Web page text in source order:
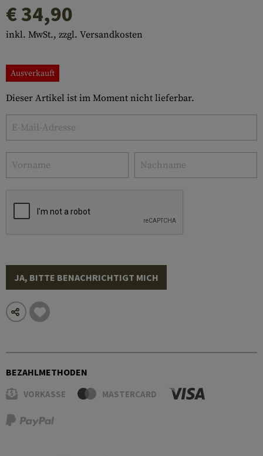
€ 34,90
inkl. MwSt., zzgl. Versandkosten
Ausverkauft
Dieser Artikel ist im Moment nicht lieferbar.
JA, BITTE BENACHRICHTIGT MICH
BEZAHLMETHODEN
VORKASSE MASTERCARD